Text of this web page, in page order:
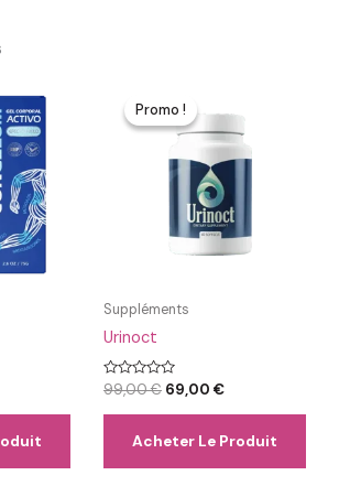
:
Promo !
Promo !
Suppléments
Urinoct
Note
sur
99,00€ Le
était :
69,00 €Le
est :
Acheter Le Produit